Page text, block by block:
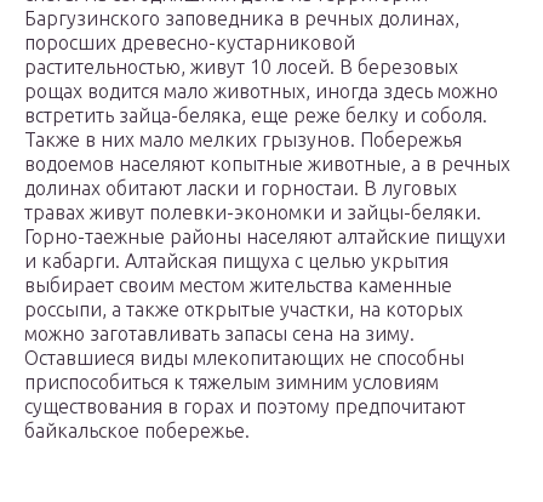
Баргузинского заповедника в речных долинах,
поросших древесно-кустарниковой
растительностью, живут 10 лосей. В березовых
рощах водится мало животных, иногда здесь можно
встретить зайца-беляка, еще реже белку и соболя.
Также в них мало мелких грызунов. Побережья
водоемов населяют копытные животные, а в речных
долинах обитают ласки и горностаи. В луговых
травах живут полевки-экономки и зайцы-беляки.
Горно-таежные районы населяют алтайские пищухи
и кабарги. Алтайская пищуха с целью укрытия
выбирает своим местом жительства каменные
россыпи, а также открытые участки, на которых
можно заготавливать запасы сена на зиму.
Оставшиеся виды млекопитающих не способны
приспособиться к тяжелым зимним условиям
существования в горах и поэтому предпочитают
байкальское побережье.